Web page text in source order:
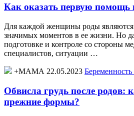
Как оказать первую помощь
Для каждой женщины роды
значимых моментов в ее жизни. Но
подготовке и контроле со стороны
специалистов, ситуации …
+МАМА 22.05.2023
Обвисла грудь после родов:
прежние формы?